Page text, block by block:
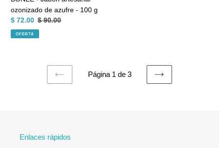
ozonizado de azufre - 100 g
Precio
de
venta
$ 72.00 Precio
habitual
$ 90.00
OFERTA
PAGINA
Página 1 de 3
SIGUIENTE
Enlaces rápidos